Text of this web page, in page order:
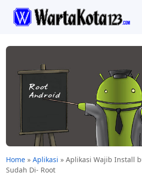
Home » Aplikasi » Aplikasi Wajib Install
Sudah Di- Root